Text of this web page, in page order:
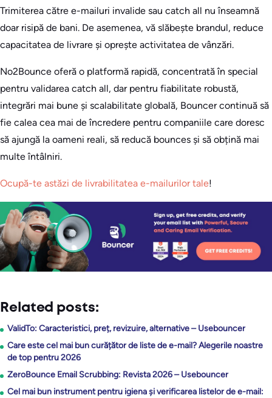
Trimiterea către e-mailuri invalide sau catch all nu înseamnă
doar risipă de bani. De asemenea, vă slăbește brandul, reduce
capacitatea de livrare și oprește activitatea de vânzări.
No2Bounce oferă o platformă rapidă, concentrată în special
pentru validarea catch all, dar pentru fiabilitate robustă,
integrări mai bune și scalabilitate globală, Bouncer continuă să
fie calea cea mai de încredere pentru companiile care doresc
să ajungă la oameni reali, să reducă bounces și să obțină mai
multe întâlniri.
Ocupă-te astăzi de livrabilitatea e-mailurilor tale!
Related posts:
ValidTo: Caracteristici, preț, revizuire, alternative – Usebouncer
Care este cel mai bun curățător de liste de e-mail? Alegerile noastre
de top pentru 2026
ZeroBounce Email Scrubbing: Revista 2026 – Usebouncer
Cel mai bun instrument pentru igiena și verificarea listelor de e-mail: